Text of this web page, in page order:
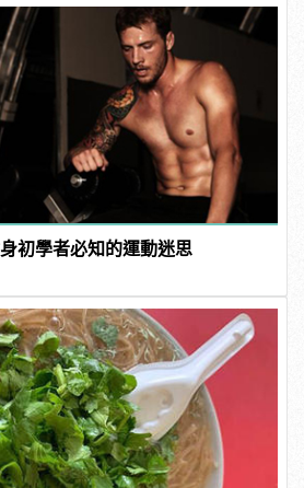
初學者必知的運動迷思